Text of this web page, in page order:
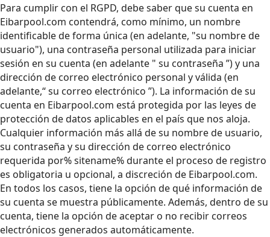
Para cumplir con el RGPD, debe saber que su cuenta en
Eibarpool.com contendrá, como mínimo, un nombre
identificable de forma única (en adelante, "su nombre de
usuario"), una contraseña personal utilizada para iniciar
sesión en su cuenta (en adelante " su contraseña ”) y una
dirección de correo electrónico personal y válida (en
adelante,“ su correo electrónico ”). La información de su
cuenta en Eibarpool.com está protegida por las leyes de
protección de datos aplicables en el país que nos aloja.
Cualquier información más allá de su nombre de usuario,
su contraseña y su dirección de correo electrónico
requerida por% sitename% durante el proceso de registro
es obligatoria u opcional, a discreción de Eibarpool.com.
En todos los casos, tiene la opción de qué información de
su cuenta se muestra públicamente. Además, dentro de su
cuenta, tiene la opción de aceptar o no recibir correos
electrónicos generados automáticamente.